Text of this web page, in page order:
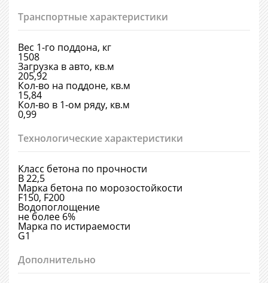
Транспортные характеристики
Вес 1-го поддона, кг
1508
Загрузка в авто, кв.м
205,92
Кол-во на поддоне, кв.м
15,84
Кол-во в 1-ом ряду, кв.м
0,99
Технологические характеристики
Класс бетона по прочности
В 22,5
Марка бетона по морозостойкости
F150, F200
Водопоглощение
не более 6%
Марка по истираемости
G1
Дополнительно